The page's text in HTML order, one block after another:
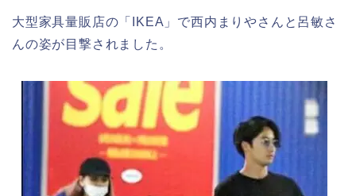
大型家具量販店の「IKEA」で西内まりやさんと呂敏さ
んの姿が目撃されました。